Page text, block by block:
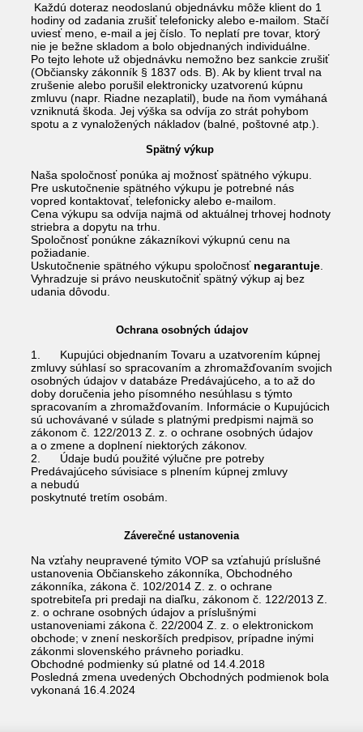
Každú doteraz neodoslanú objednávku môže klient do 1
hodiny od zadania zrušiť telefonicky alebo e-mailom. Stačí
uviesť meno, e-mail a jej číslo. To neplatí pre tovar, ktorý
nie je bežne skladom a bolo objednaných individuálne.
Po tejto lehote už objednávku nemožno bez sankcie zrušiť
(Občiansky zákonník § 1837 ods. B). Ak by klient trval na
zrušenie alebo porušil elektronicky uzatvorenú kúpnu
zmluvu (napr. Riadne nezaplatil), bude na ňom vymáhaná
vzniknutá škoda. Jej výška sa odvíja zo strát pohybom
spotu a z vynaložených nákladov (balné, poštovné atp.).
Spätný výkup
Naša spoločnosť ponúka aj možnosť spätného výkupu.
Pre uskutočnenie spätného výkupu je potrebné nás
vopred kontaktovať, telefonicky alebo e-mailom.
Cena výkupu sa odvíja najmä od aktuálnej trhovej hodnoty
striebra a dopytu na trhu.
Spoločnosť ponúkne zákazníkovi výkupnú cenu na
požiadanie.
Uskutočnenie spätného výkupu spoločnosť negarantuje.
Vyhradzuje si právo neuskutočniť spätný výkup aj bez
udania dôvodu.
Ochrana osobných údajov
1. Kupujúci objednaním Tovaru a uzatvorením kúpnej
zmluvy súhlasí so spracovaním a zhromažďovaním svojich
osobných údajov v databáze Predávajúceho, a to až do
doby doručenia jeho písomného nesúhlasu s týmto
spracovaním a zhromažďovaním. Informácie o Kupujúcich
sú uchovávané v súlade s platnými predpismi najmä so
zákonom č. 122/2013 Z. z. o ochrane osobných údajov
a o zmene a doplnení niektorých zákonov.
2. Údaje budú použité výlučne pre potreby
Predávajúceho súvisiace s plnením kúpnej zmluvy
a nebudú
poskytnuté tretím osobám.
Záverečné ustanovenia
Na vzťahy neupravené týmito VOP sa vzťahujú príslušné
ustanovenia Občianskeho zákonníka, Obchodného
zákonníka, zákona č. 102/2014 Z. z. o ochrane
spotrebiteľa pri predaji na diaľku, zákonom č. 122/2013 Z.
z. o ochrane osobných údajov a príslušnými
ustanoveniami zákona č. 22/2004 Z. z. o elektronickom
obchode; v znení neskorších predpisov, prípadne inými
zákonmi slovenského právneho poriadku.
Obchodné podmienky sú platné od 14.4.2018
Posledná zmena uvedených Obchodných podmienok bola
vykonaná 16.4.2024